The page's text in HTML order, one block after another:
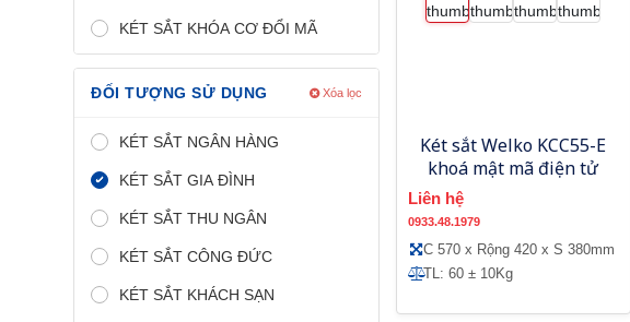
KÉT SẮT KHÓA CƠ ĐỔI MÃ
ĐỐI TƯỢNG SỬ DỤNG Xóa lọc
KÉT SẮT NGÂN HÀNG
KÉT SẮT GIA ĐÌNH
KÉT SẮT THU NGÂN
KÉT SẮT CÔNG ĐỨC
KÉT SẮT KHÁCH SẠN
Két sắt Welko KCC55-E
khoá mật mã điện tử
Liên hệ
0933.48.1979
C 570 x Rộng 420 x S 380mm
TL: 60 ± 10Kg